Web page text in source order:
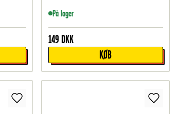
På lager
149 DKK
KØB